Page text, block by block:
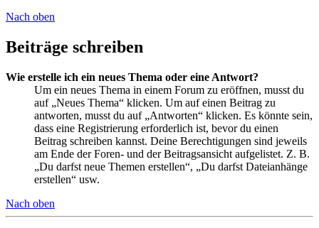
Nach oben
Beiträge schreiben
Wie erstelle ich ein neues Thema oder eine Antwort?
Um ein neues Thema in einem Forum zu eröffnen, musst du
auf „Neues Thema“ klicken. Um auf einen Beitrag zu
antworten, musst du auf „Antworten“ klicken. Es könnte sein,
dass eine Registrierung erforderlich ist, bevor du einen
Beitrag schreiben kannst. Deine Berechtigungen sind jeweils
am Ende der Foren- und der Beitragsansicht aufgelistet. Z. B.
„Du darfst neue Themen erstellen“, „Du darfst Dateianhänge
erstellen“ usw.
Nach oben